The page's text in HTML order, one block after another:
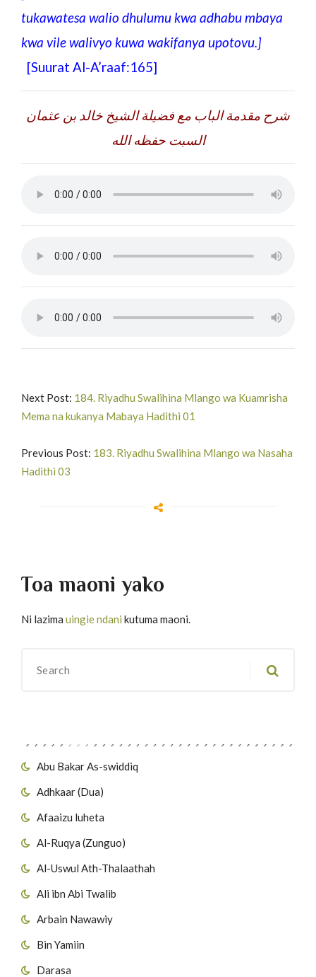
Abu Bakar As-swiddiq
Adhkaar (Dua)
Afaaizu luheta
Al-Ruqya (Zunguo)
Al-Uswul Ath-Thalaathah
Ali ibn Abi Twalib
Arbain Nawawiy
Bin Yamiin
Darasa
tukawatesa walio dhulumu kwa adhabu mbaya
kwa vile walivyo kuwa wakifanya upotovu.]
[Suurat Al-A’raaf:165]
شرح مقدمة الباب مع فضيلة الشيخ خالد بن عثمان
السبت حفظه الله
Next Post: 184. Riyadhu Swalihina Mlango wa Kuamrisha
Mema na kukanya Mabaya Hadithi 01
Previous Post: 183. Riyadhu Swalihina Mlango wa Nasaha
Hadithi 03
Toa maoni yako
Ni lazima uingie ndani kutuma maoni.